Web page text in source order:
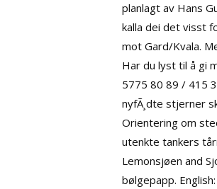
planlagt av Hans
kalla dei det visst
mot Gard/Kvala.
Har du lyst til å gi
5775 80 89 / 415
nyfÃ¸dte stjerner
Orientering om
utenkte tankers
Lemonsjøen and
bølgepapp.